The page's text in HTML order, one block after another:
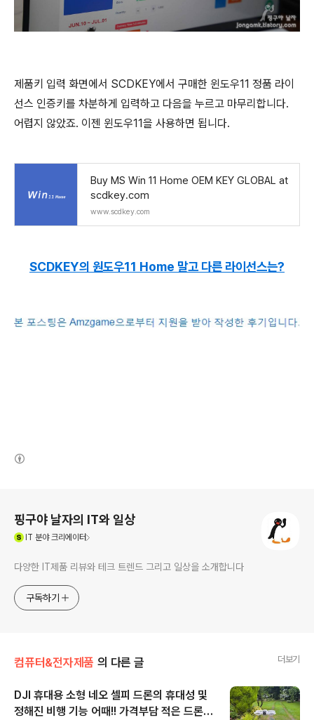
제품키 입력 화면에서 SCDKEY에서 구매한 윈도우11 정품 라이
선스 인증키를 차분하게 입력하고 다음을 누르고 마무리합니다.
어렵지 않았죠. 이젠 윈도우11을 사용하면 됩니다.
Buy MS Win 11 Home OEM KEY GLOBAL at
scdkey.com
www.scdkey.com
SCDKEY의 원도우11 Home 말고 다른 라이선스는?
핑구야 날자의 IT와 일상
IT 분야 크리에이터
다양한 IT제품 리뷰와 테크 트렌드 그리고 일상을 소개합니다
구독하기
컴퓨터&전자제품 의 다른 글 더보기
DJI 휴대용 소형 네오 셀피 드론의 휴대성 및
정해진 비행 기능 어때!! 가격부담 적은 드론